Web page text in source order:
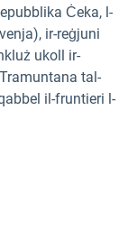
Ċeka, l-
ir-reġjuni
ukoll ir-
tal-
il-fruntieri l-